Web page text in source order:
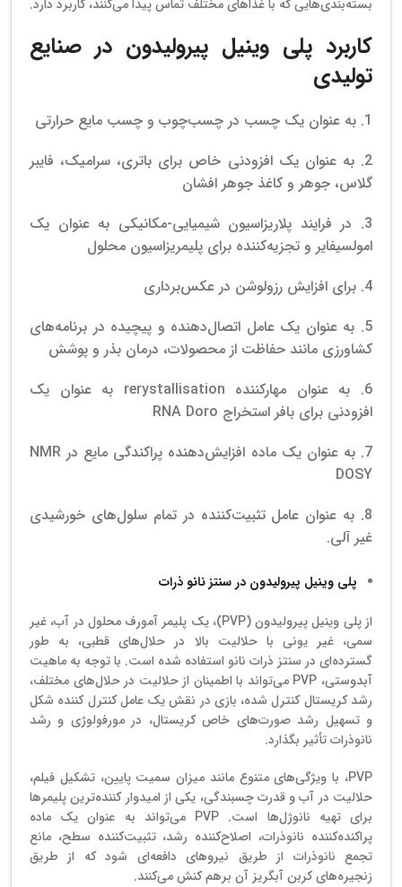
بسته‌بندی‌هایی که با غذاهای مختلف تماس پیدا می‌کنند، کاربرد دارد.
کاربرد پلی وینیل پیرولیدون در صنایع
تولیدی
1. به عنوان یک چسب در چسب‌چوب و چسب مایع حرارتی
2. به عنوان یک افزودنی خاص برای باتری، سرامیک، فایبر
گلاس، جوهر و کاغذ جوهر افشان
3. در فرایند پلاریزاسیون شیمیایی-مکانیکی به عنوان یک
امولسیفایر و تجزیه‌کننده برای پلیمریزاسیون محلول
4. برای افزایش رزولوشن در عکس‌برداری
5. به عنوان یک عامل اتصال‌دهنده و پیچیده در برنامه‌های
کشاورزی مانند حفاظت از محصولات، درمان بذر و پوشش
6. به عنوان مهارکننده rerystallisation به عنوان یک
افزودنی برای بافر استخراج RNA Doro
7. به عنوان یک ماده افزایش‌دهنده پراکندگی مایع در NMR
DOSY
8. به عنوان عامل تثبیت‌کننده در تمام سلول‌های خورشیدی
غیر آلی.
پلی وینیل پیرولیدون در سنتز نانو ذرات
از پلی وینیل پیرولیدون (PVP)، یک پلیمر آمورف محلول در آب، غیر
سمی، غیر یونی با حلالیت بالا در حلال‌های قطبی، به طور
گسترده‌ای در سنتز ذرات نانو استفاده شده است. با توجه به ماهیت
آبدوستی، PVP می‌تواند با اطمینان از حلالیت در حلال‌های مختلف،
رشد کریستال کنترل شده، بازی در نقش یک عامل کنترل کننده شکل
و تسهیل رشد صورت‌های خاص کریستال، در مورفولوژی و رشد
نانوذرات تأثیر بگذارد.
PVP، با ویژگی‌های متنوع مانند میزان سمیت پایین، تشکیل فیلم،
حلالیت در آب و قدرت چسبندگی، یکی از امیدوار کننده‌ترین پلیمرها
برای تهیه نانوژل‌ها است. PVP می‌تواند به عنوان یک ماده
پراکنده‌کننده نانوذرات، اصلاح‌کننده رشد، تثبیت‌کننده سطح، مانع
تجمع نانوذرات از طریق نیروهای دافعه‌ای شود که از طریق
زنجیره‌های کربن آبگریز آن برهم کنش می‌کنند.